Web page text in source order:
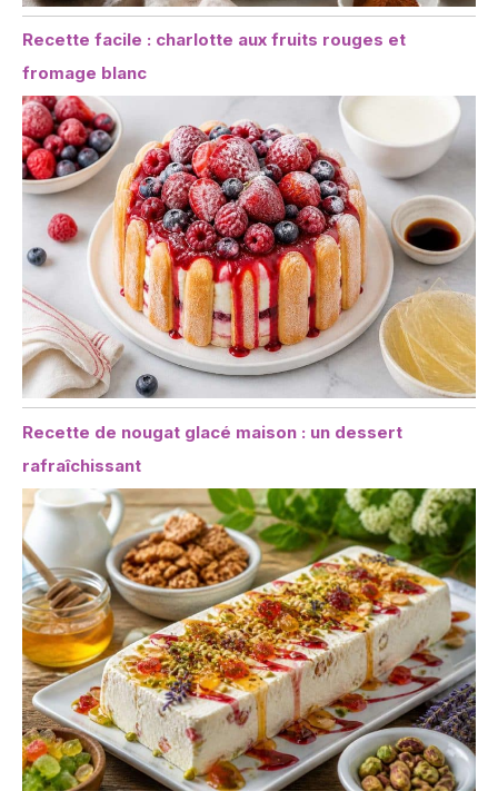
Recette facile : charlotte aux fruits rouges et
fromage blanc
Recette de nougat glacé maison : un dessert
rafraîchissant